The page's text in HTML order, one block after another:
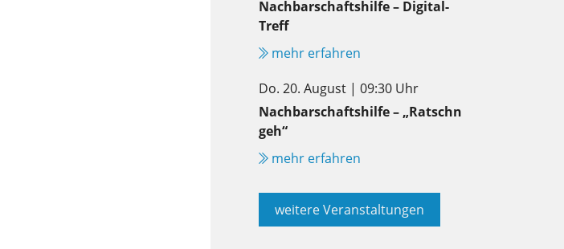
Nachbarschaftshilfe – Digital-
Treff
mehr erfahren
Do. 20. August | 09:30 Uhr
Nachbarschaftshilfe – „Ratschn
geh“
mehr erfahren
weitere Veranstaltungen